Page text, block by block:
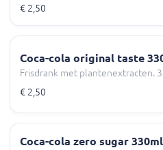
€ 2,50
Coca-cola original taste
Frisdrank met plantenextracten.
€ 2,50
Coca-cola zero sugar 330ml